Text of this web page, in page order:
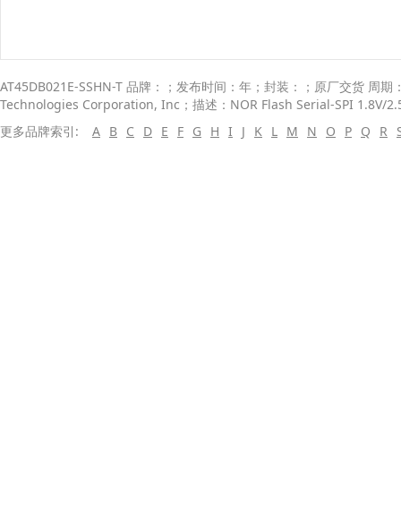
AT45DB021E-SSHN-T 品牌：；发布时间：年；封装：；原厂交货 周
Technologies Corporation, Inc；描述：NOR Flash Serial-SPI 1.8V/
更多品牌索引:
A B C D E F G H I J K L M N O P Q R